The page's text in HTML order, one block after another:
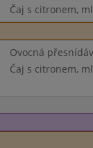
Čaj s citronem,
Ovocná
Čaj s citronem,